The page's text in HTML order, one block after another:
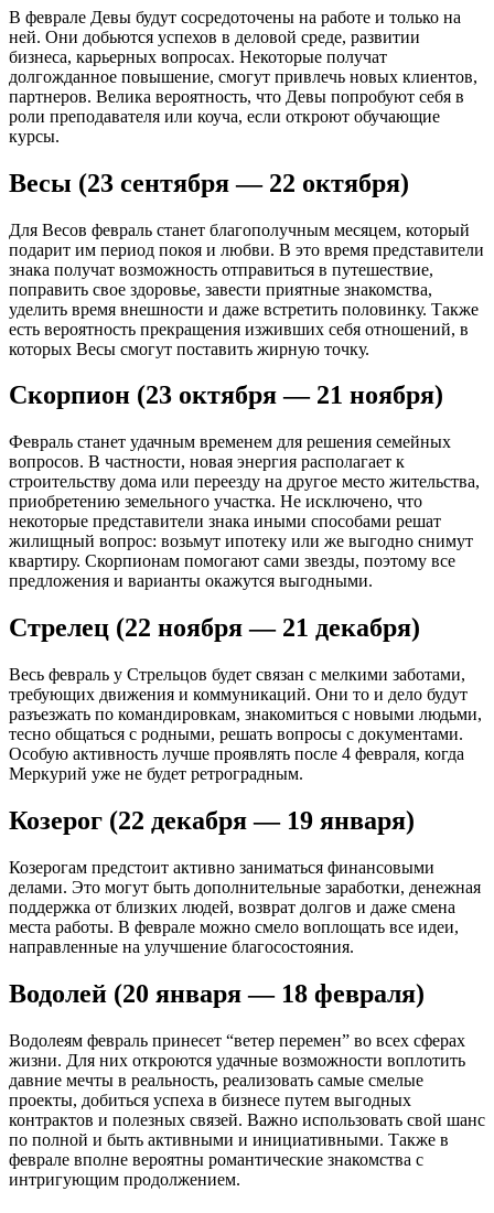
В феврале Девы будут сосредоточены на работе и только на
ней. Они добьются успехов в деловой среде, развитии
бизнеса, карьерных вопросах. Некоторые получат
долгожданное повышение, смогут привлечь новых клиентов,
партнеров. Велика вероятность, что Девы попробуют себя в
роли преподавателя или коуча, если откроют обучающие
курсы.
Весы (23 сентября — 22 октября)
Для Весов февраль станет благополучным месяцем, который
подарит им период покоя и любви. В это время представители
знака получат возможность отправиться в путешествие,
поправить свое здоровье, завести приятные знакомства,
уделить время внешности и даже встретить половинку. Также
есть вероятность прекращения изживших себя отношений, в
которых Весы смогут поставить жирную точку.
Скорпион (23 октября — 21 ноября)
Февраль станет удачным временем для решения семейных
вопросов. В частности, новая энергия располагает к
строительству дома или переезду на другое место жительства,
приобретению земельного участка. Не исключено, что
некоторые представители знака иными способами решат
жилищный вопрос: возьмут ипотеку или же выгодно снимут
квартиру. Скорпионам помогают сами звезды, поэтому все
предложения и варианты окажутся выгодными.
Стрелец (22 ноября — 21 декабря)
Весь февраль у Стрельцов будет связан с мелкими заботами,
требующих движения и коммуникаций. Они то и дело будут
разъезжать по командировкам, знакомиться с новыми людьми,
тесно общаться с родными, решать вопросы с документами.
Особую активность лучше проявлять после 4 февраля, когда
Меркурий уже не будет ретроградным.
Козерог (22 декабря — 19 января)
Козерогам предстоит активно заниматься финансовыми
делами. Это могут быть дополнительные заработки, денежная
поддержка от близких людей, возврат долгов и даже смена
места работы. В феврале можно смело воплощать все идеи,
направленные на улучшение благосостояния.
Водолей (20 января — 18 февраля)
Водолеям февраль принесет “ветер перемен” во всех сферах
жизни. Для них откроются удачные возможности воплотить
давние мечты в реальность, реализовать самые смелые
проекты, добиться успеха в бизнесе путем выгодных
контрактов и полезных связей. Важно использовать свой шанс
по полной и быть активными и инициативными. Также в
феврале вполне вероятны романтические знакомства с
интригующим продолжением.